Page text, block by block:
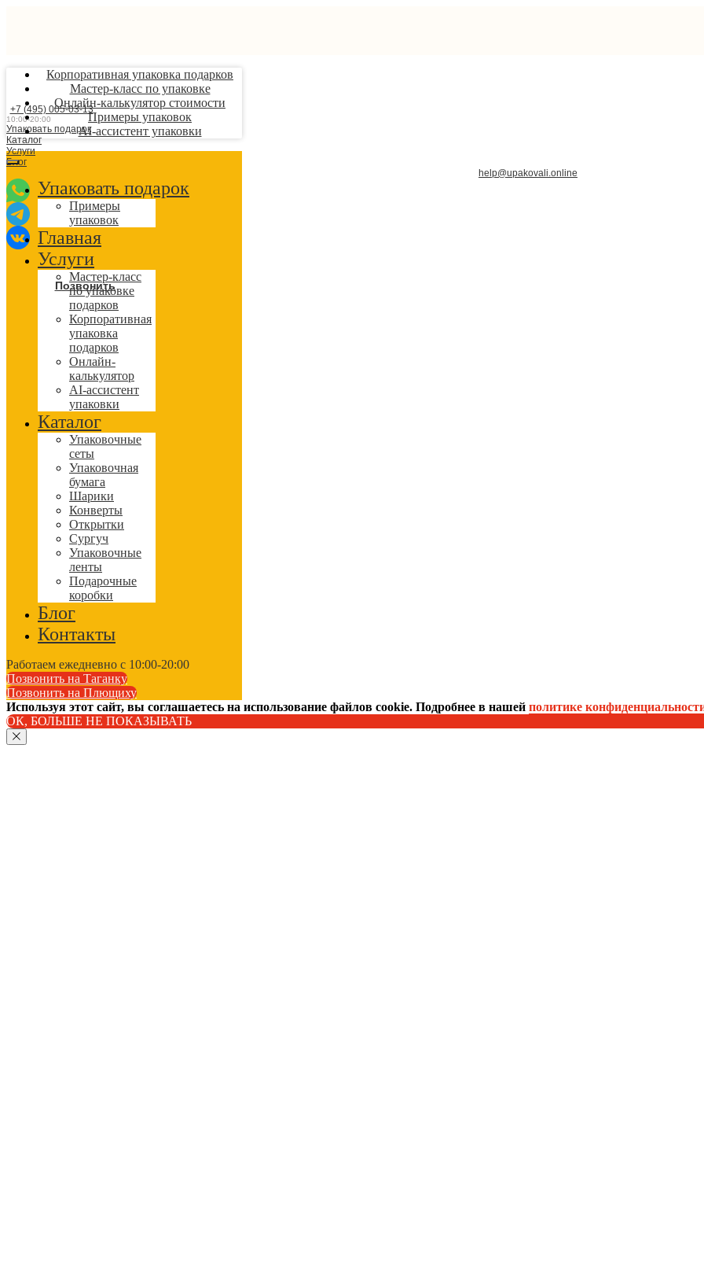
+7 (495) 005-03-13
10:00-20:00
Упаковать подарок
Каталог
Услуги
Блог
help@upakovali.online
Позвонить
Корпоративная упаковка подарков
Мастер-класс по упаковке
Онлайн-калькулятор стоимости
Примеры упаковок
AI-ассистент упаковки
Упаковать подарок
Примеры
упаковок
Главная
Услуги
Мастер-класс
по упаковке
подарков
Корпоративная
упаковка
подарков
Онлайн-
калькулятор
AI-ассистент
упаковки
Каталог
Упаковочные
сеты
Упаковочная
бумага
Шарики
Конверты
Открытки
Сургуч
Упаковочные
ленты
Подарочные
коробки
Блог
Контакты
Работаем ежедневно с 10:00-20:00
Позвонить на Таганку
Позвонить на Плющиху
Используя этот сайт, вы соглашаетесь на использование файлов cookie. Подробнее в нашей политике
ОК, БОЛЬШЕ НЕ ПОКАЗЫВАТЬ